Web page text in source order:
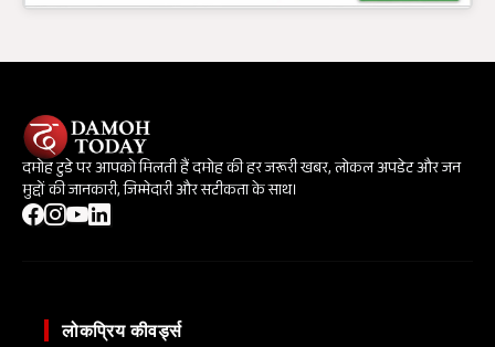
दमोह टुडे पर आपको मिलती हैं दमोह की हर जरूरी खबर, लोकल अपडेट और जन
मुद्दों की जानकारी, जिम्मेदारी और सटीकता के साथ।
लोकप्रिय कीवर्ड्स